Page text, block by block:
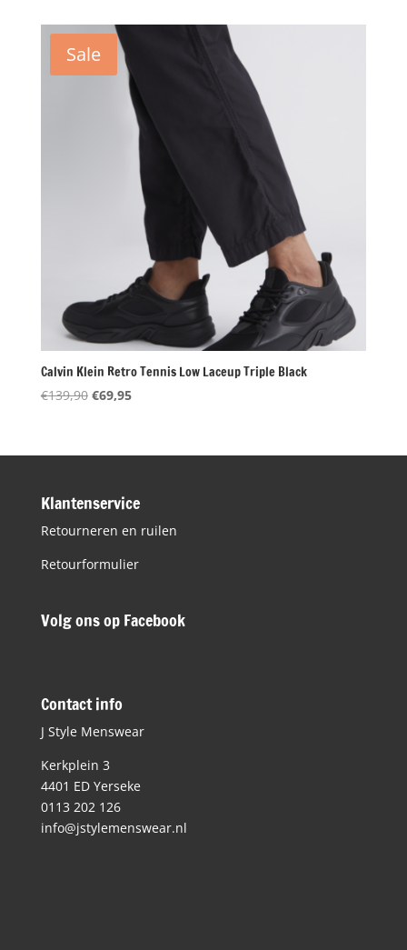
€99,90.
Sale
Calvin Klein Retro Tennis Low Laceup Triple Black
€139,90 Oorspronkelijke
€139,90.
€69,95Huidige
€69,95.
Klantenservice
Retourneren en ruilen
Retourformulier
Volg ons op Facebook
Contact info
J Style Menswear
Kerkplein 3
4401 ED Yerseke
0113 202 126
info@jstylemenswear.nl